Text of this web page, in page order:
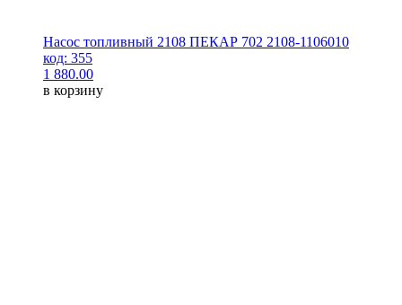
Насос топливный 2108 ПЕКАР 702 2108-1106010
код: 355
1 880.00
в корзину